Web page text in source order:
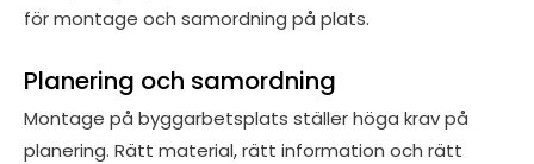
för montage och samordning på plats.
Planering och samordning
Montage på byggarbetsplats ställer höga krav på
planering. Rätt material, rätt information och rätt